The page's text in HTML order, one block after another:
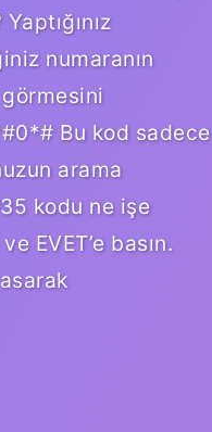
numaranın
görmesini
Bu kod sadece
arama
kodu ne işe
EVET’e basın.